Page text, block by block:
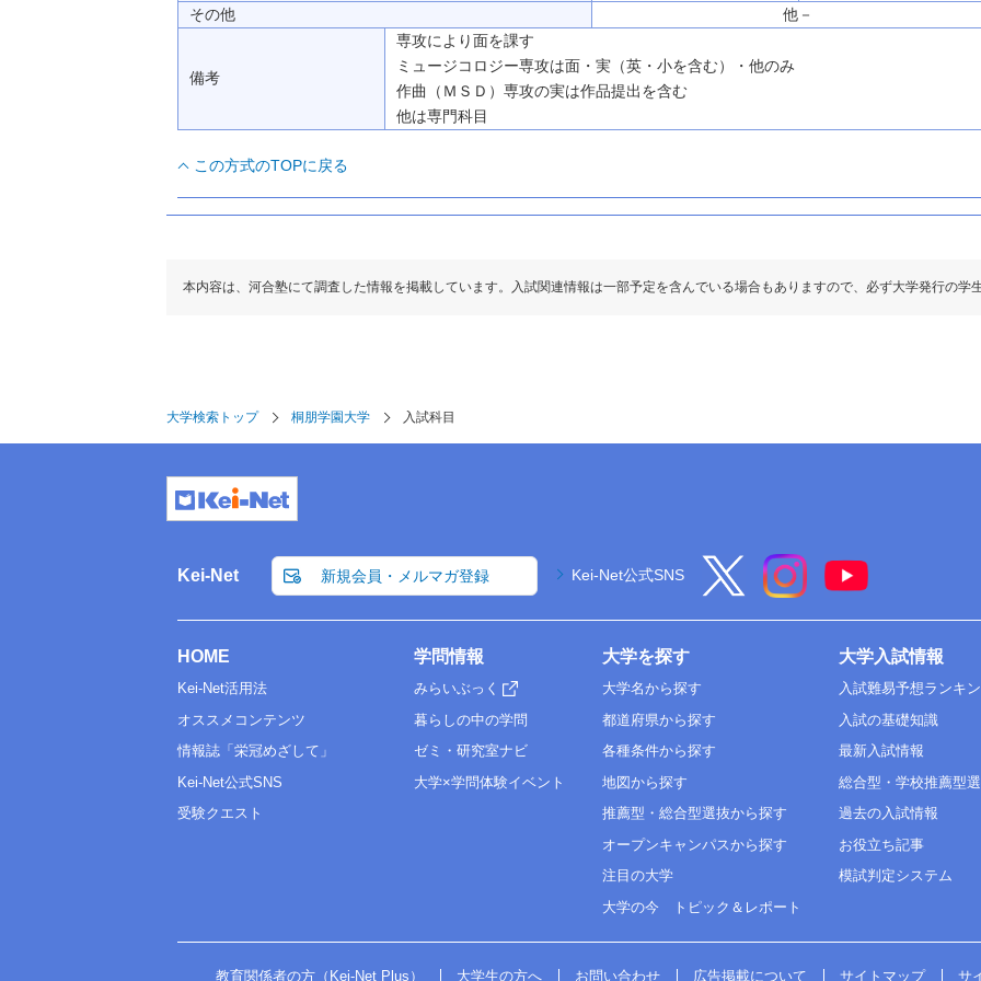
その他 他－
備考
専攻により面を課す
ミュージコロジー専攻は面・実（英・小を含む）・他のみ
作曲（ＭＳＤ）専攻の実は作品提出を含む
他は専門科目
この方式のTOPに戻る
本内容は、河合塾にて調査した情報を掲載しています。入試関連情報は一部予定を含んでいる場合もありますので、必ず大学発行の学
大学検索トップ 桐朋学園大学 入試科目
Kei-Net 新規会員・メルマガ登録 Kei-Net公式SNS
HOME
Kei-Net活用法
オススメコンテンツ
情報誌「栄冠めざして」
Kei-Net公式SNS
受験クエスト
学問情報
みらいぶっく
暮らしの中の学問
ゼミ・研究室ナビ
大学×学問体験イベント
大学を探す
大学名から探す
都道府県から探す
各種条件から探す
地図から探す
推薦型・総合型選抜から探す
オープンキャンパスから探す
注目の大学
大学の今 トピック＆レポート
大学入試情報
入試難易予想ランキ
入試の基礎知識
最新入試情報
総合型・学校推薦型
過去の入試情報
お役立ち記事
模試判定システム
教育関係者の方（Kei-Net Plus） 大学生の方へ お問い合わせ 広告掲載について サイトマップ サ